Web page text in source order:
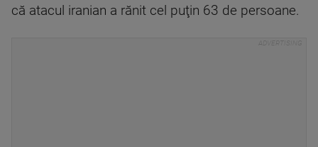
că atacul iranian a rănit cel puţin 63 de persoane.